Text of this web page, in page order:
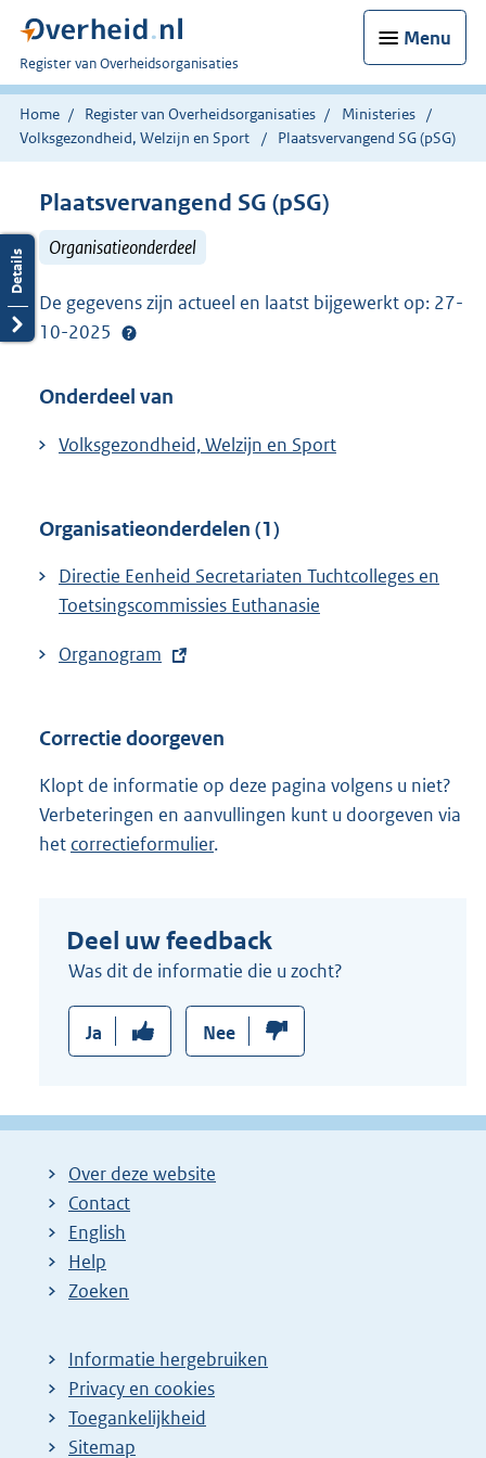
Menu
U
bent
nu
hier:
Register van Overheidsorganisaties
Home Register van Overheidsorganisaties
Ministeries
Volksgezondheid, Welzijn en Sport
Plaatsvervangend SG (pSG)
Plaatsvervangend SG (pSG)
Organisatieonderdeel
De gegevens zijn actueel en laatst bijgewerkt op: 27-
10-2025
Onderdeel van
Volksgezondheid, Welzijn en Sport
Organisatieonderdelen (1)
Directie Eenheid Secretariaten Tuchtcolleges en
Toetsingscommissies Euthanasie
E
e
n
Organogram
Correctie doorgeven
Klopt de informatie op deze pagina volgens u niet?
Verbeteringen en aanvullingen kunt u doorgeven via
het correctieformulier.
Deel uw feedback
Was dit de informatie die u zocht?
Ja Nee
Over deze website
Contact
English
Help
Zoeken
Informatie hergebruiken
Privacy en cookies
Toegankelijkheid
Sitemap